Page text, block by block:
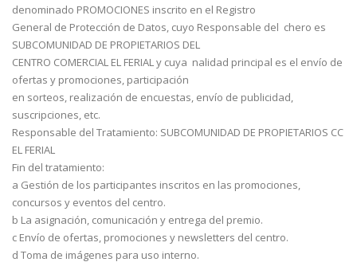
denominado PROMOCIONES inscrito en el Registro
General de Protección de Datos, cuyo Responsable del chero es
SUBCOMUNIDAD DE PROPIETARIOS DEL
CENTRO COMERCIAL EL FERIAL y cuya nalidad principal es el envío de
ofertas y promociones, participación
en sorteos, realización de encuestas, envío de publicidad,
suscripciones, etc.
Responsable del Tratamiento: SUBCOMUNIDAD DE PROPIETARIOS CC
EL FERIAL
Fin del tratamiento:
a Gestión de los participantes inscritos en las promociones,
concursos y eventos del centro.
b La asignación, comunicación y entrega del premio.
c Envío de ofertas, promociones y newsletters del centro.
d Toma de imágenes para uso interno.